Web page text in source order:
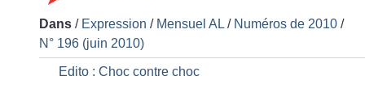
Dans / Expression / Mensuel AL / Numéros de 2010 /
N° 196 (juin 2010)
Edito : Choc contre choc